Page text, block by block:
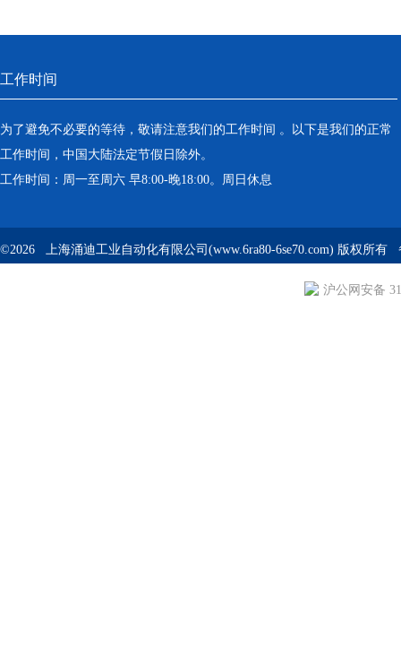
工作时间
为了避免不必要的等待，敬请注意我们的工作时间 。以下是我们的正常
工作时间，中国大陆法定节假日除外。
工作时间：周一至周六 早8:00-晚18:00。周日休息
©2026 上海涌迪工业自动化有限公司(www.6ra80-6se70.com) 版权所有
沪公网安备